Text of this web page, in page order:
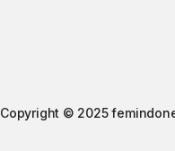
Copyright © 2025